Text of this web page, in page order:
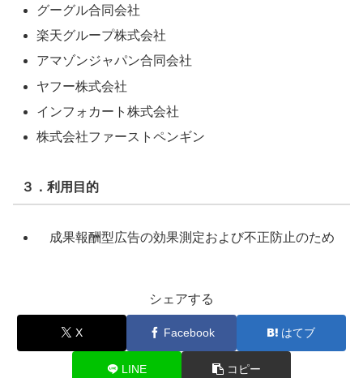
グーグル合同会社
楽天グループ株式会社
アマゾンジャパン合同会社
ヤフー株式会社
インフォカート株式会社
株式会社ファーストペンギン
３．利用目的
成果報酬型広告の効果測定および不正防止のため
シェアする
X Facebook はてブ
LINE コピー